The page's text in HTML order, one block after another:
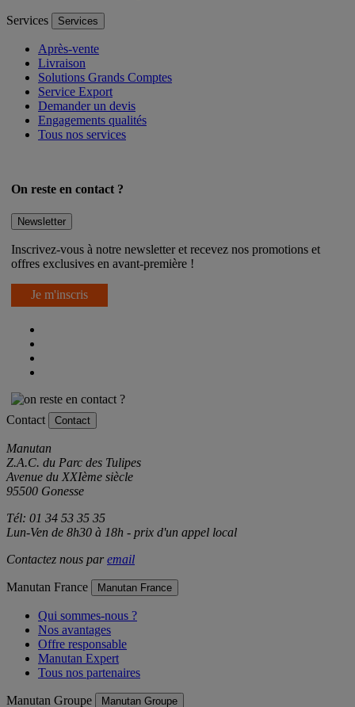
Services Services
Après-vente
Livraison
Solutions Grands Comptes
Service Export
Demander un devis
Engagements qualités
Tous nos services
On reste en contact ?
Newsletter
Inscrivez-vous à notre newsletter et recevez nos promotions et
offres exclusives en avant-première !
Je m'inscris
Contact Contact
Manutan
Z.A.C. du Parc des Tulipes
Avenue du XXIème siècle
95500 Gonesse
Tél: 01 34 53 35 35
Lun-Ven de 8h30 à 18h - prix d'un appel local
Contactez nous paremail
Manutan France Manutan France
Qui sommes-nous ?
Nos avantages
Offre responsable
Manutan Expert
Tous nos partenaires
Manutan Groupe Manutan Groupe